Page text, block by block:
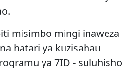
misimbo mingi inaweza
hatari ya kuzisahau
ya 7ID - suluhisho